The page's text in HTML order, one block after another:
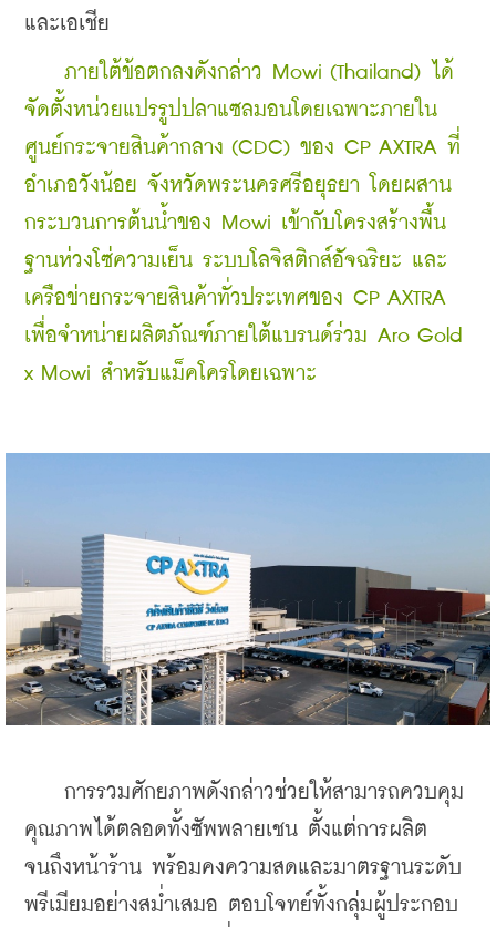
และเอเชีย
ภายใต้ข้อตกลงดังกล่าว Mowi (Thailand) ได้
จัดตั้งหน่วยแปรรูปปลาแซลมอนโดยเฉพาะภายใน
ศูนย์กระจายสินค้ากลาง (CDC) ของ CP AXTRA ที่
อำเภอวังน้อย จังหวัดพระนครศรีอยุธยา โดยผสาน
กระบวนการต้นน้ำของ Mowi เข้ากับโครงสร้างพื้น
ฐานห่วงโซ่ความเย็น ระบบโลจิสติกส์อัจฉริยะ และ
เครือข่ายกระจายสินค้าทั่วประเทศของ CP AXTRA
เพื่อจำหน่ายผลิตภัณฑ์ภายใต้แบรนด์ร่วม Aro Gold
x Mowi สำหรับแม็คโครโดยเฉพาะ
การรวมศักยภาพดังกล่าวช่วยให้สามารถควบคุม
คุณภาพได้ตลอดทั้งซัพพลายเชน ตั้งแต่การผลิต
จนถึงหน้าร้าน พร้อมคงความสดและมาตรฐานระดับ
พรีเมียมอย่างสม่ำเสมอ ตอบโจทย์ทั้งกลุ่มผู้ประกอบ